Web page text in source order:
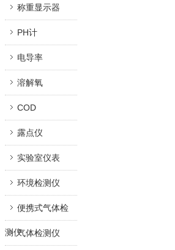
称重显示器
PH计
电导率
溶解氧
COD
露点仪
实验室仪表
环境检测仪
便携式气体检
测仪气体检测仪